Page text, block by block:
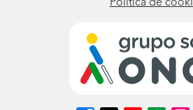
Política de